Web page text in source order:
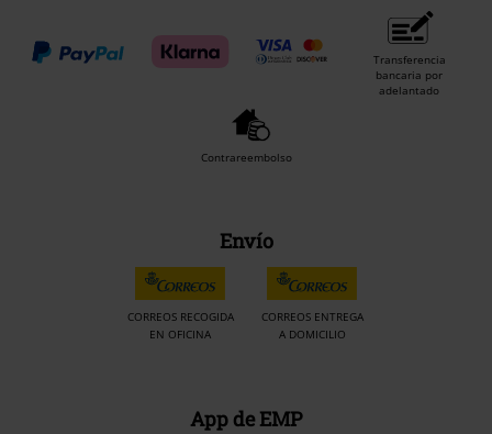
Transferencia
bancaria por
adelantado
Contrareembolso
Envío
CORREOS RECOGIDA
EN OFICINA
CORREOS ENTREGA
A DOMICILIO
App de EMP